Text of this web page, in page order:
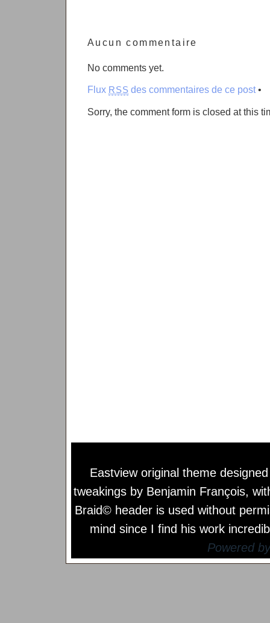
Aucun commentaire
No comments yet.
Flux RSS des commentaires de ce post•
Sorry, the comment form is closed at this
Eastview original theme
tweakings by Benjamin François,
Braid© header is used without
mind since I find his work
Powered